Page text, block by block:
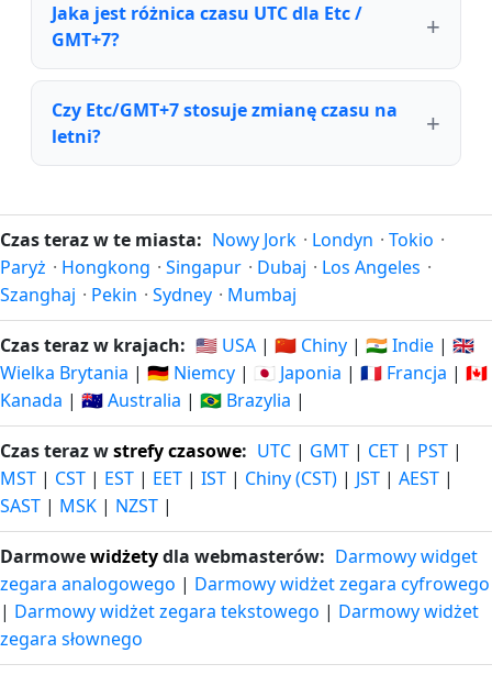
Jaka jest różnica czasu UTC dla Etc /
GMT+7?
Czy Etc/GMT+7 stosuje zmianę czasu na
letni?
Czas teraz w te miasta: Nowy Jork · Londyn · Tokio ·
Paryż · Hongkong · Singapur · Dubaj · Los Angeles ·
Szanghaj · Pekin · Sydney · Mumbaj
Czas teraz w krajach: 🇺🇸 USA | 🇨🇳 Chiny | 🇮🇳 Indie | 🇬🇧
Wielka Brytania | 🇩🇪 Niemcy | 🇯🇵 Japonia | 🇫🇷 Francja | 🇨🇦
Kanada | 🇦🇺 Australia | 🇧🇷 Brazylia |
Czas teraz wstrefy czasowe: UTC | GMT | CET | PST |
MST | CST | EST | EET | IST | Chiny (CST) | JST | AEST |
SAST | MSK | NZST |
Darmowewidżetydla webmasterów: Darmowy widget
zegara analogowego | Darmowy widżet zegara cyfrowego
| Darmowy widżet zegara tekstowego | Darmowy widżet
zegara słownego